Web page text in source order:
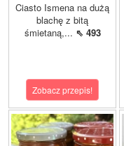
Ciasto Ismena na dużą
blachę z bitą
śmietaną,... ⇖ 493
Zobacz przepis!